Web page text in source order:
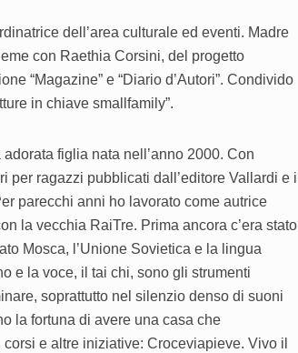
dell’area culturale ed eventi. Madre
con Raethia Corsini, del progetto
“Magazine” e “Diario d’Autori”. Condivido
in chiave smallfamily”.
figlia nata nell’anno 2000. Con
ragazzi pubblicati dall’editore Vallardi e il
parecchi anni ho lavorato come autrice
la vecchia RaiTre. Prima ancora c’era stato
Mosca, l’Unione Sovietica e la lingua
e la voce, il tai chi, sono gli strumenti
soprattutto nel silenzio denso di suoni
la fortuna di avere una casa che
e altre iniziative: Croceviapieve. Vivo il